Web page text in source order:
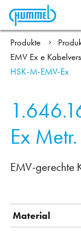
Produkte
EMV Ex e
HSK-M-EMV-Ex
Ex Metr.
EMV-gerechte
Material